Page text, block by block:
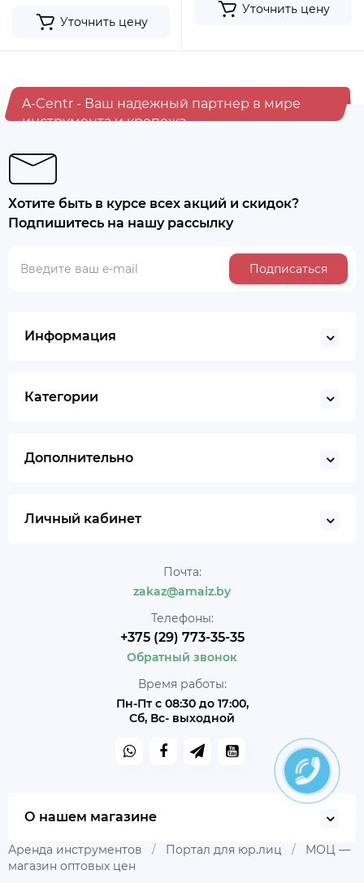
Уточнить цену
Уточнить цену
A-Centr - Ваш надежный партнер в мире
инструмента и крепежа
Хотите быть в курсе всех акций и скидок?
Подпишитесь на нашу рассылку
Подписаться
Информация
Категории
Дополнительно
Личный кабинет
Почта:
zakaz@amaiz.by
Телефоны:
+375 (29) 773-35-35
Обратный звонок
Время работы:
Пн-Пт с 08:30 до 17:00,
Сб, Вс- выходной
О нашем магазине
Аренда инструментов / Портал для юр.лиц /
МОЦ —
магазин оптовых цен